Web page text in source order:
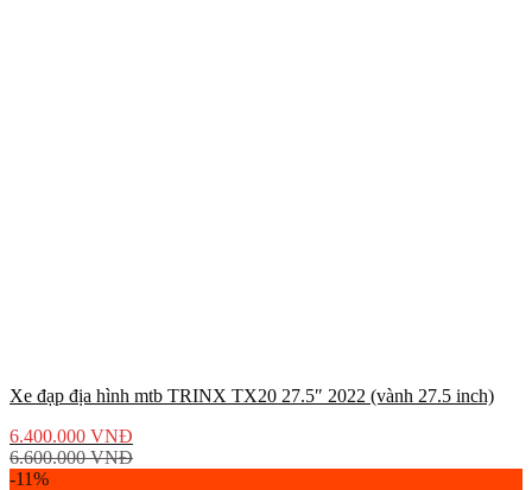
Xe đạp địa hình mtb TRINX TX20 27.5″ 2022 (vành 27.5 inch)
6.400.000 VNĐ
6.600.000VNĐ
-11%